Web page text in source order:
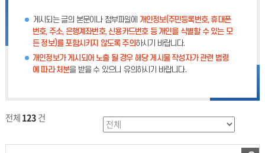
게시되는 글의 본문이나 첨부파일에 개인정보(주민등록번호, 휴대폰
번호, 주소, 은행계좌번호, 신용카드번호 등 개인을 식별할 수 있는 모
든 정보)를 포함시키지 않도록 주의하시기 바랍니다.
개인정보가 게시되어 노출 될 경우 해당 게시물 작성자가 관련 법령
에 따라 처분을 받을 수 있으니 유의하시기 바랍니다.
전체123건